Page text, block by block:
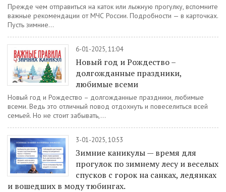
Прежде чем отправиться на каток или лыжную прогулку, вспомните
важные рекомендации от МЧС России. Подробности — в карточках.
Пусть зимние...
6-01-2025, 11:04
Новый год и Рождество –
долгожданные праздники,
любимые всеми
Новый год и Рождество – долгожданные праздники, любимые
всеми. Ведь это отличный повод отдохнуть и повеселиться всей
семьей. Но не стоит забывать,...
3-01-2025, 10:53
Зимние каникулы — время для
прогулок по зимнему лесу и веселых
спусков с горок на санках, ледянках
и вошедших в моду тюбингах.